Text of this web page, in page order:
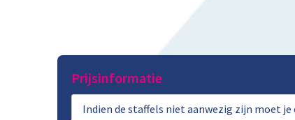
Prijsinformatie
Indien de staffels niet aanwezig zijn moet